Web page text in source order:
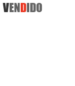
VENDIDO